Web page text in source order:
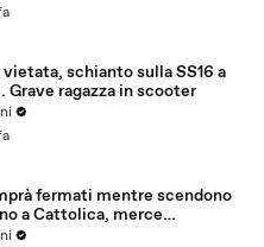
schianto sulla SS16 a
Grave ragazza in scooter
fermati mentre scendono
a Cattolica, merce